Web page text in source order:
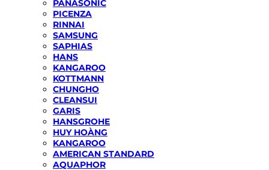
PANASONIC
PICENZA
RINNAI
SAMSUNG
SAPHIAS
HANS
KANGAROO
KOTTMANN
CHUNGHO
CLEANSUI
GARIS
HANSGROHE
HUY HOÀNG
KANGAROO
AMERICAN STANDARD
AQUAPHOR